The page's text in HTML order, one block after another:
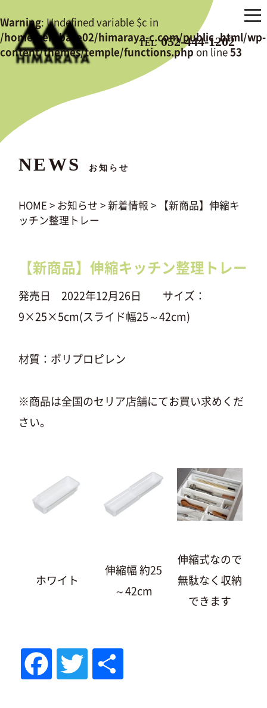
Warning: Undefined variable $c in
/home/zerobase02/himaraya-c.com/public_html/wp-
content/themes/temple/functions.php on line 53
TEL 052-444-1202
NEWS お知らせ
HOME > お知らせ >新着情報 >
【新商品】伸縮キ
ッチン整理トレー
【新商品】伸縮キッチン整理トレー
発売日 2022年12月26日 サイズ：
9×25×5cm(スライド幅25～42cm)
材質：ポリプロピレン
※商品は全国のセリア店舗にてお買い求めくだ
さい。
ホワイト
伸縮幅 約25
～42cm
伸縮式なので
無駄なく収納
できます
Fac
Tw